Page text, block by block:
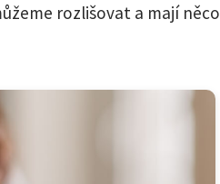
rozlišovat a mají něco